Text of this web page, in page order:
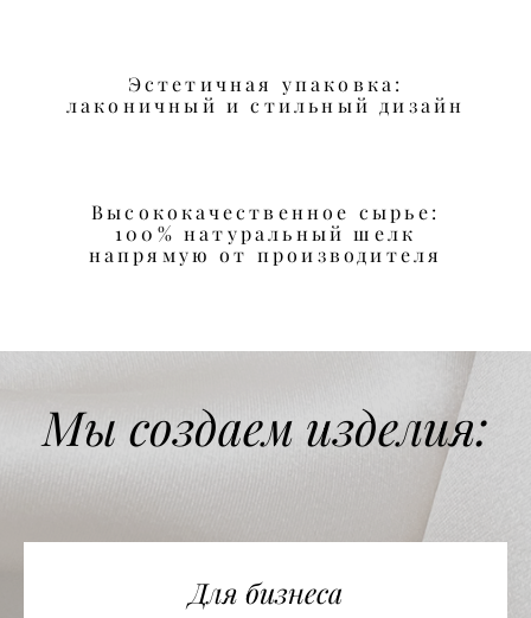
Эстетичная упаковка:
лаконичный и стильный дизайн
Высококачественное сырье:
100% натуральный шелк
напрямую от производителя
Мы создаем изделия:
Для бизнеса